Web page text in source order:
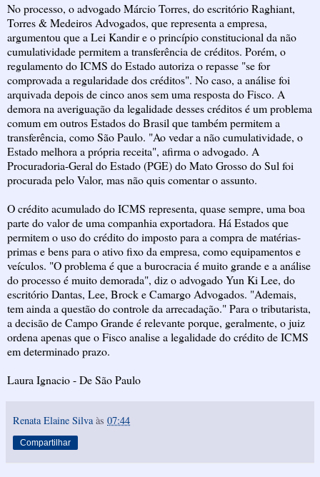
No processo, o advogado Márcio Torres, do escritório Raghiant,
Torres & Medeiros Advogados, que representa a empresa,
argumentou que a Lei Kandir e o princípio constitucional da não
cumulatividade permitem a transferência de créditos. Porém, o
regulamento do ICMS do Estado autoriza o repasse "se for
comprovada a regularidade dos créditos". No caso, a análise foi
arquivada depois de cinco anos sem uma resposta do Fisco. A
demora na averiguação da legalidade desses créditos é um problema
comum em outros Estados do Brasil que também permitem a
transferência, como São Paulo. "Ao vedar a não cumulatividade, o
Estado melhora a própria receita", afirma o advogado. A
Procuradoria-Geral do Estado (PGE) do Mato Grosso do Sul foi
procurada pelo Valor, mas não quis comentar o assunto.
O crédito acumulado do ICMS representa, quase sempre, uma boa
parte do valor de uma companhia exportadora. Há Estados que
permitem o uso do crédito do imposto para a compra de matérias-
primas e bens para o ativo fixo da empresa, como equipamentos e
veículos. "O problema é que a burocracia é muito grande e a análise
do processo é muito demorada", diz o advogado Yun Ki Lee, do
escritório Dantas, Lee, Brock e Camargo Advogados. "Ademais,
tem ainda a questão do controle da arrecadação." Para o tributarista,
a decisão de Campo Grande é relevante porque, geralmente, o juiz
ordena apenas que o Fisco analise a legalidade do crédito de ICMS
em determinado prazo.
Laura Ignacio - De São Paulo
Renata Elaine Silva às 07:44
Compartilhar